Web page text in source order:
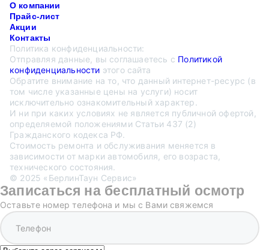
О компании
Прайс-лист
Акции
Контакты
Политика конфиденциальности:
Отправляя данные, вы соглашаетесь с Политикой
конфиденциальности этого сайта
Обратите внимание на то, что данный интернет-ресурс (в
том числе указанные цены на услуги) носит
исключительно ознакомительный характер.
И ни при каких условиях не является публичной офертой,
определяемой положениями Статьи 437 (2)
Гражданского кодекса РФ.
Стоимость ремонта и обслуживания меняется в
зависимости от марки автомобиля, его возраста,
технического состояния.
© 2025 «БерлинТаун Сервис»
Записаться на бесплатный осмотр
Оставьте номер телефона и мы с Вами свяжемся